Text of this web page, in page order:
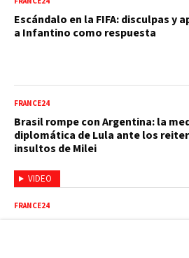
Escándalo en la FIFA: disculpas y
a Infantino como respuesta
VIDEO
FRANCE24
Brasil rompe con Argentina: la
diplomática de Lula ante los
insultos de Milei
FRANCE24